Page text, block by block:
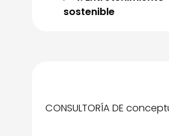
sostenible
CONSULTORÍA DE